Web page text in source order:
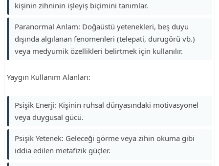
kişinin zihninin işleyiş biçimini tanımlar.
Paranormal Anlam: Doğaüstü yetenekleri, beş duyu
dışında algılanan fenomenleri (telepati, durugörü vb.)
veya medyumik özellikleri belirtmek için kullanılır.
Yaygın Kullanım Alanları:
Psişik Enerji: Kişinin ruhsal dünyasındaki motivasyonel
veya duygusal gücü.
Psişik Yetenek: Geleceği görme veya zihin okuma gibi
iddia edilen metafizik güçler.